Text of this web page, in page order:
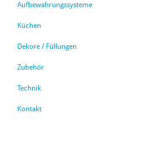
Aufbewahrungssysteme
Küchen
Dekore / Füllungen
Zubehör
Technik
Kontakt